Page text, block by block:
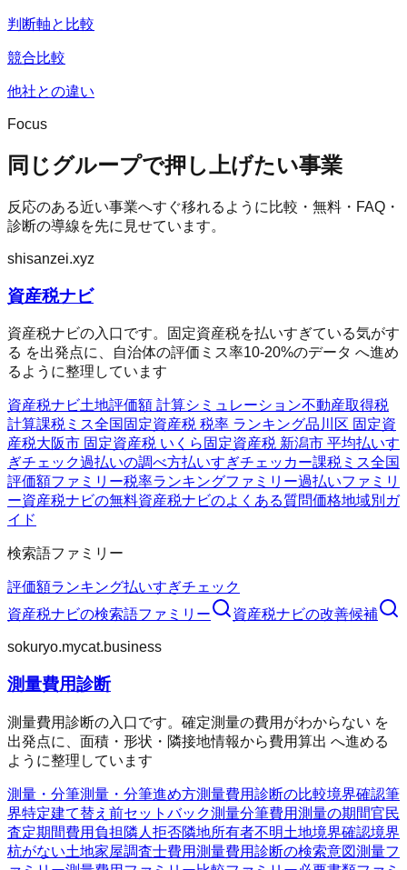
判断軸と比較
競合比較
他社との違い
Focus
同じグループで押し上げたい事業
反応のある近い事業へすぐ移れるように比較・無料・FAQ・
診断の導線を先に見せています。
shisanzei.xyz
資産税ナビ
資産税ナビの入口です。固定資産税を払いすぎている気がす
る を出発点に、自治体の評価ミス率10-20%のデータ へ進め
るように整理しています
資産税ナビ土地評価額 計算シミュレーション不動産取得税
計算課税ミス全国 固定資産税 税率 ランキング品川区 固定資
産税大阪市 固定資産税 いくら 固定資産税 新潟市 平均払いす
ぎチェック過払いの調べ方払いすぎチェッカー課税ミス全国
評価額ファミリー税率ランキングファミリー過払いファミリ
ー資産税ナビの無料資産税ナビのよくある質問価格地域別ガ
イド
検索語ファミリー
評価額ランキング払いすぎチェック
資産税ナビの検索語ファミリー 資産税ナビの改善候補
sokuryo.mycat.business
測量費用診断
測量費用診断の入口です。確定測量の費用がわからない を
出発点に、面積・形状・隣接地情報から費用算出 へ進める
ように整理しています
測量・分筆測量・分筆進め方測量費用診断の比較境界確認筆
界特定建て替え前セットバック測量分筆費用測量の期間官民
査定期間費用負担 隣人拒否隣地所有者不明土地境界確認境界
杭がない土地家屋調査士費用測量費用診断の検索意図測量フ